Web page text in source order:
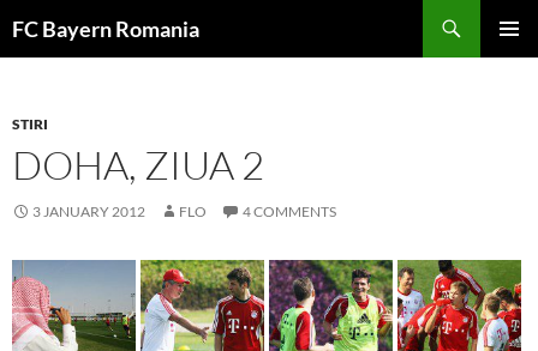
toFC Bayern Romania
STIRI
DOHA, ZIUA 2
3 JANUARY 2012 FLO 4 COMMENTS